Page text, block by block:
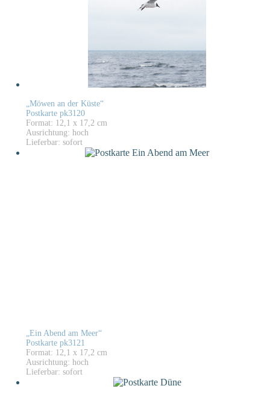
„Möwen an der Küste“
Postkarte pk3120
Format: 12,1 x 17,2 cm
Ausrichtung: hoch
Lieferbar: sofort
„Ein Abend am Meer“
Postkarte pk3121
Format: 12,1 x 17,2 cm
Ausrichtung: hoch
Lieferbar: sofort